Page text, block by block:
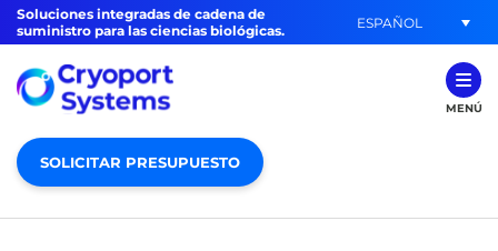
Soluciones integradas de cadena de
suministro para las ciencias biológicas.
ESPAÑOL
MENÚ
SOLICITAR PRESUPUESTO